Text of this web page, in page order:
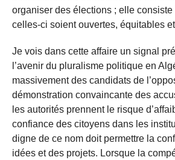
organiser des élections ; elle
celles-ci soient ouvertes, équitables
Je vois dans cette affaire un signal
l’avenir du pluralisme politique en
massivement des candidats de
démonstration convaincante des
les autorités prennent le risque
confiance des citoyens dans les
digne de ce nom doit permettre la
idées et des projets. Lorsque la